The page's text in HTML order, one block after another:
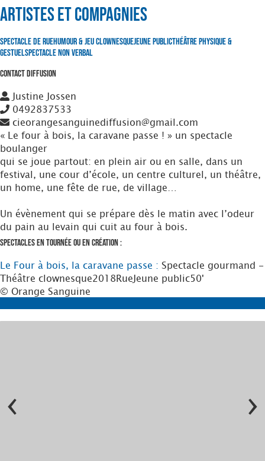
Artistes et Compagnies
Spectacle de RueHumour & Jeu clownesqueJeune PublicThéâtre Physique &
GestuelSpectacle non verbal
Contact Diffusion
Justine Jossen
0492837533
cieorangesanguinediffusion@gmail.com
« Le four à bois, la caravane passe ! » un spectacle
boulanger
qui se joue partout: en plein air ou en salle, dans un
festival, une cour d’école, un centre culturel, un théâtre,
un home, une fête de rue, de village…
Un évènement qui se prépare dès le matin avec l’odeur
du pain au levain qui cuit au four à bois.
Spectacles en tournée ou en création :
Le Four à bois, la caravane passe : Spectacle gourmand -
Théâtre clownesque2018RueJeune public50'
© Orange Sanguine
‹ ›